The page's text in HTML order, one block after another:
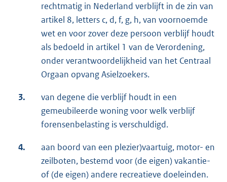
rechtmatig in Nederland verblijft in de zin van
artikel 8, letters c, d, f, g, h, van voornoemde
wet en voor zover deze persoon verblijf houdt
als bedoeld in artikel 1 van de Verordening,
onder verantwoordelijkheid van het Centraal
Orgaan opvang Asielzoekers.
3.
van degene die verblijf houdt in een
gemeubileerde woning voor welk verblijf
forensenbelasting is verschuldigd.
4.
aan boord van een plezier)vaartuig, motor- en
zeilboten, bestemd voor (de eigen) vakantie-
of (de eigen) andere recreatieve doeleinden.